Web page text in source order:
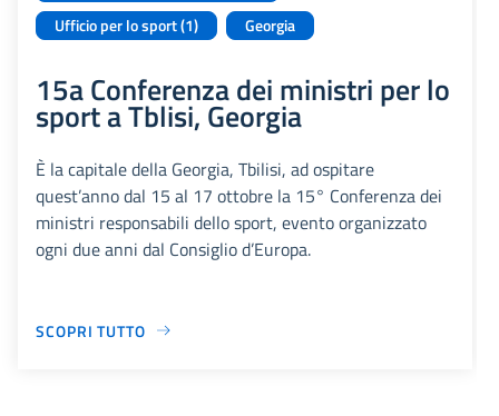
Ufficio per lo sport (1)
Georgia
15a Conferenza dei ministri per lo
sport a Tblisi, Georgia
È la capitale della Georgia, Tbilisi, ad ospitare
quest’anno dal 15 al 17 ottobre la 15° Conferenza dei
ministri responsabili dello sport, evento organizzato
ogni due anni dal Consiglio d’Europa.
SCOPRI TUTTO